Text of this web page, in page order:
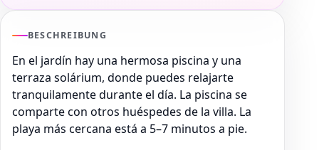
BESCHREIBUNG
En el jardín hay una hermosa piscina y una
terraza solárium, donde puedes relajarte
tranquilamente durante el día. La piscina se
comparte con otros huéspedes de la villa. La
playa más cercana está a 5–7 minutos a pie.